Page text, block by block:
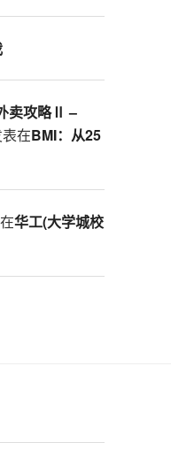
卖攻略Ⅱ –
在BMI：从25
华工(大学城校